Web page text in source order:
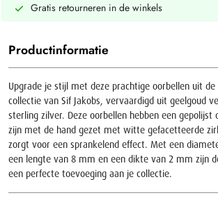
Gratis retourneren in de winkels
Productinformatie
Upgrade je stijl met deze prachtige oorbellen uit de
collectie van Sif Jakobs, vervaardigd uit geelgoud
sterling zilver. Deze oorbellen hebben een gepolijst
zijn met de hand gezet met witte gefacetteerde
zorgt voor een sprankelend effect. Met een
een lengte van 8 mm en een dikte van 2 mm zijn
een perfecte toevoeging aan je collectie.